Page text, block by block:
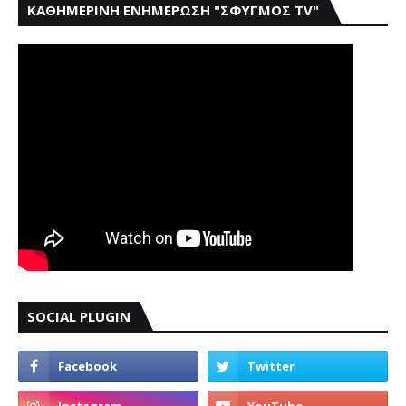
ΚΑΘΗΜΕΡΙΝΗ ΕΝΗΜΕΡΩΣΗ "ΣΦΥΓΜΟΣ TV"
SOCIAL PLUGIN